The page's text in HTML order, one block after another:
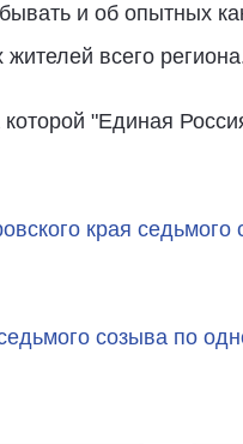
и об опытных
всего
"Единая
края седьмого
созыва по